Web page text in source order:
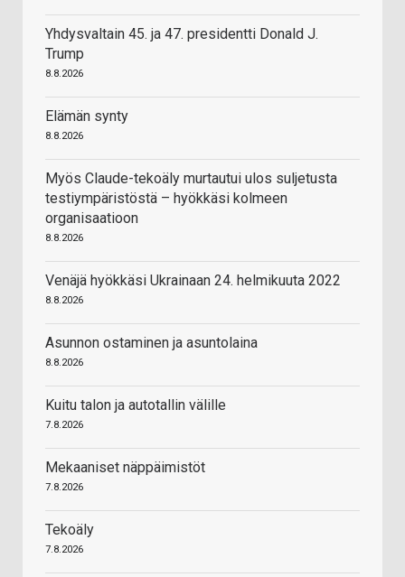
Yhdysvaltain 45. ja 47. presidentti Donald J.
Trump
8.8.2026
Elämän synty
8.8.2026
Myös Claude-tekoäly murtautui ulos suljetusta
testiympäristöstä – hyökkäsi kolmeen
organisaatioon
8.8.2026
Venäjä hyökkäsi Ukrainaan 24. helmikuuta 2022
8.8.2026
Asunnon ostaminen ja asuntolaina
8.8.2026
Kuitu talon ja autotallin välille
7.8.2026
Mekaaniset näppäimistöt
7.8.2026
Tekoäly
7.8.2026